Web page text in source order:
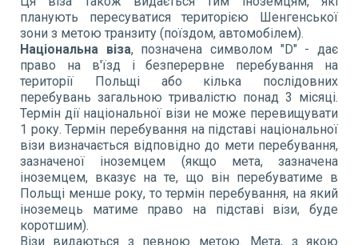
планують пересуватися територією Шенгенської
зони з метою транзиту (поїздом, автомобілем).
Національна віза, позначена символом "D" - дає
право на в'їзд і безперервне перебування на
території Польщі або кілька послідовних
перебувань загальною тривалістю понад 3 місяці.
Термін дії національної візи не може перевищувати
1 року. Термін перебування на підставі національної
візи визначається відповідно до мети перебування,
зазначеної іноземцем (якщо мета, зазначена
іноземцем, вказує на те, що він перебуватиме в
Польщі менше року, то термін перебування, на який
іноземець матиме право на підставі візи, буде
коротшим).
Візи видаються з певною метою. Мета, з якою